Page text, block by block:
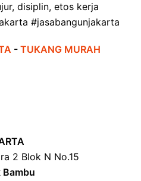
disiplin, etos kerja
#jasabangunjakarta
- TUKANG MURAH
2 Blok N No.15
Bambu